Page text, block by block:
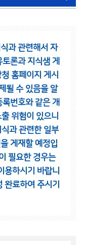
과 관련해서 자
론과 지식샘 게
홈페이지 게시
될 수 있음을 알
번호와 같은 개
위험이 있으니
과 관련한 일부
게재할 예정입
필요한 경우는
용하시기 바랍니
료하여 주시기